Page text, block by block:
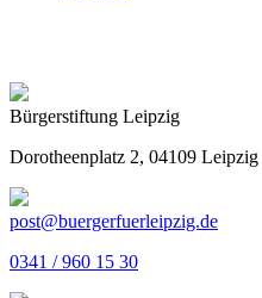
Bürgerstiftung Leipzig
Dorotheenplatz 2, 04109 Leipzig
post@buergerfuerleipzig.de
0341 / 960 15 30